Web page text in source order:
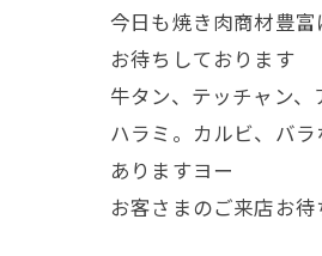
今日も焼き肉商材豊富
お待ちしております
牛タン、テッチャン、
ハラミ。カルビ、バラ
ありますヨー
お客さまのご来店お